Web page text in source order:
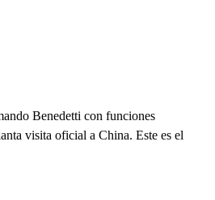
Benedetti con funciones
visita oficial a China. Este es el